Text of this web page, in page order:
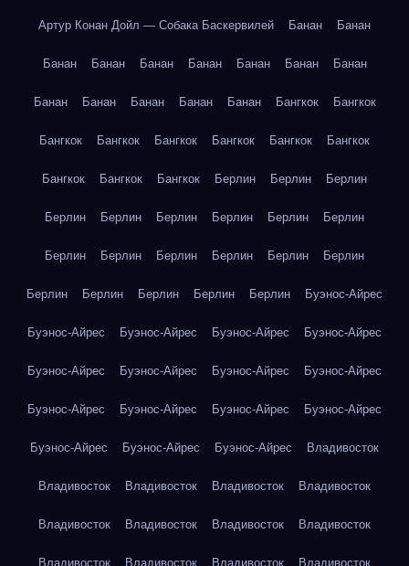
Артур Конан Дойл — Собака Баскервилей Банан Банан
Банан Банан Банан Банан Банан Банан Банан
Банан Банан Банан Банан Банан Бангкок Бангкок
Бангкок Бангкок Бангкок Бангкок Бангкок Бангкок
Бангкок Бангкок Бангкок Берлин Берлин Берлин
Берлин Берлин Берлин Берлин Берлин Берлин
Берлин Берлин Берлин Берлин Берлин Берлин
Берлин Берлин Берлин Берлин Берлин Буэнос-Айрес
Буэнос-Айрес Буэнос-Айрес Буэнос-Айрес Буэнос-Айрес
Буэнос-Айрес Буэнос-Айрес Буэнос-Айрес Буэнос-Айрес
Буэнос-Айрес Буэнос-Айрес Буэнос-Айрес Буэнос-Айрес
Буэнос-Айрес Буэнос-Айрес Буэнос-Айрес Владивосток
Владивосток Владивосток Владивосток Владивосток
Владивосток Владивосток Владивосток Владивосток
Владивосток Владивосток Владивосток Владивосток